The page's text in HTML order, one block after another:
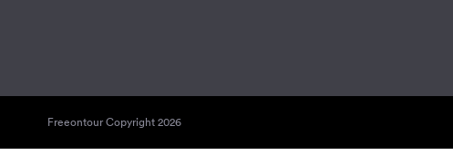
Freeontour Copyright 2026